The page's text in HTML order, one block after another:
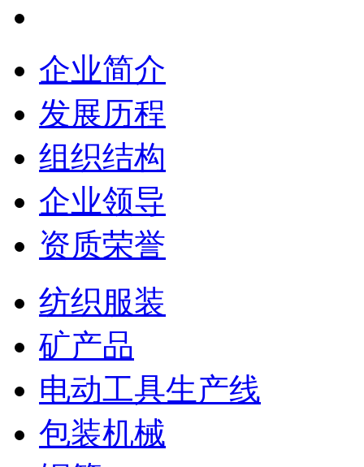
企业简介
发展历程
组织结构
企业领导
资质荣誉
纺织服装
矿产品
电动工具生产线
包装机械